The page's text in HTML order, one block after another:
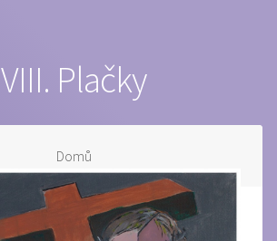
VIII. Plačky
Domů